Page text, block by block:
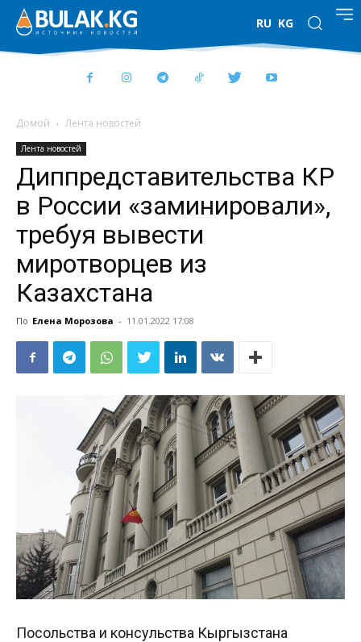
RU KG
Домой Лента новостей
Лента новостей
Диппредставительства КР
в России «заминировали»,
требуя вывести
миротворцев из
Казахстана
По Елена Морозова - 11.01.2022 17:08
Посольства и консульства Кыргызстана